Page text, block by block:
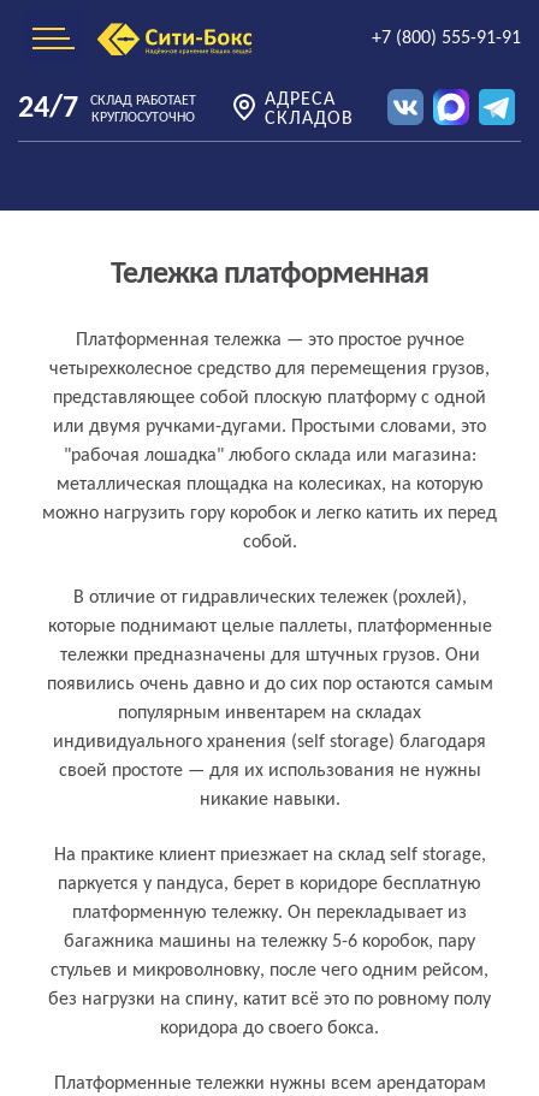
+7 (800) 555-91-91
24/7
СКЛАД РАБОТАЕТ
КРУГЛОСУТОЧНО
АДРЕСА
СКЛАДОВ
Тележка платформенная
Что такое тележка платформенная
простыми словами
Платформенная тележка — это простое ручное
четырехколесное средство для перемещения грузов,
представляющее собой плоскую платформу с одной
или двумя ручками-дугами. Простыми словами, это
"рабочая лошадка" любого склада или магазина:
металлическая площадка на колесиках, на которую
можно нагрузить гору коробок и легко катить их перед
собой.
В отличие от гидравлических тележек (рохлей),
которые поднимают целые паллеты, платформенные
тележки предназначены для штучных грузов. Они
появились очень давно и до сих пор остаются самым
популярным инвентарем на складах
индивидуального хранения (self storage) благодаря
своей простоте — для их использования не нужны
никакие навыки.
На практике клиент приезжает на склад self storage,
паркуется у пандуса, берет в коридоре бесплатную
платформенную тележку. Он перекладывает из
багажника машины на тележку 5-6 коробок, пару
стульев и микроволновку, после чего одним рейсом,
без нагрузки на спину, катит всё это по ровному полу
коридора до своего бокса.
Кому и для чего нужен тележка
Платформенные тележки нужны всем арендаторам